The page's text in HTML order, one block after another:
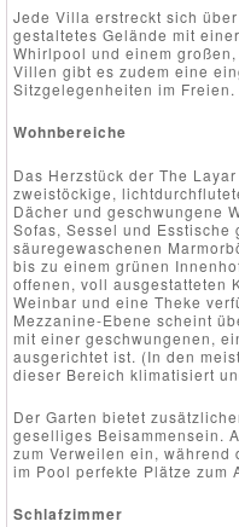
Jede Villa erstreckt sich
gestaltetes Gelände mit
Whirlpool und einem
Villen gibt es zudem eine
Sitzgelegenheiten im Freien.
Wohnbereiche
Das Herzstück der The
zweistöckige,
Dächer und geschwungene
Sofas, Sessel und Esstische
säuregewaschenen
bis zu einem grünen
offenen, voll ausgestatteten
Weinbar und eine Theke
Mezzanine-Ebene scheint
mit einer geschwungenen,
ausgerichtet ist. (In den
dieser Bereich klimatisiert
Der Garten bietet
geselliges Beisammensein.
zum Verweilen ein,
im Pool perfekte Plätze zum
Schlafzimmer